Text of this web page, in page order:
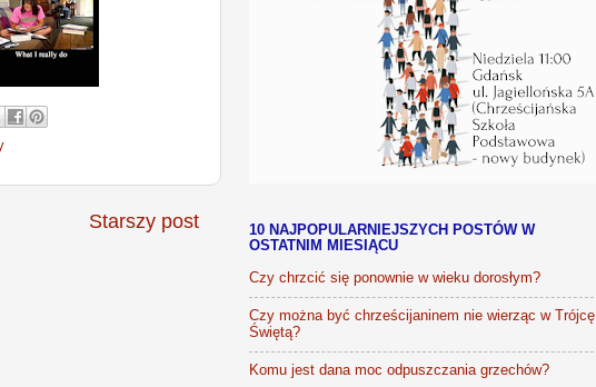
Starszy post
10 NAJPOPULARNIEJSZYCH POSTÓW W
OSTATNIM MIESIĄCU
Czy chrzcić się ponownie w wieku dorosłym?
Czy można być chrześcijaninem nie wierząc w Trójcę
Świętą?
Komu jest dana moc odpuszczania grzechów?